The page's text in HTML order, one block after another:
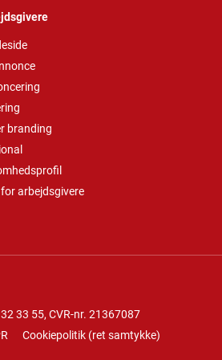
branding
arbejdsgivere
33 55, CVR-nr. 21367087
Cookiepolitik (ret samtykke)